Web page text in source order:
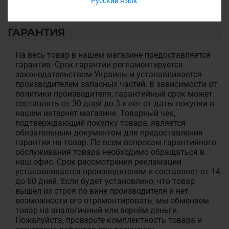
ГАРАНТИЯ
На весь товар в нашем магазине предоставляется
гарантия. Срок гарантии регламентируется
законодательством Украины и устанавливается
производителем запасных частей. В зависимости от
политики производителя, гарантийный срок может
составлять от 30 дней до 3-х лет от даты покупки в
нашем интернет магазине. Товарный чек,
подтверждающий покупку товара, является
обязательным документом для предоставления
гарантии на товар. По всем вопросам гарантийного
обслуживания товара необходимо обращаться в
наш офис. Срок рассмотрения рекламации
устанавливается производителем и составляет от 14
до 60 дней. Если будет установлено, что товар
вышел из строя по вине производителя и нет
возможности его отремонтировать, мы обменяем
товар на аналогичный или вернём деньги.
Пожалуйста, проверьте комплектность товара и